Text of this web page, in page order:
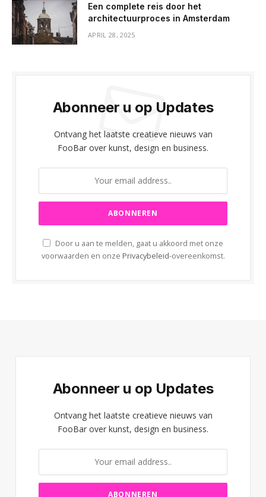
Een complete reis door het
architectuurproces in Amsterdam
APRIL 28, 2025
Abonneer u op Updates
Ontvang het laatste creatieve nieuws van
FooBar over kunst, design en business.
Door u aan te melden, gaat u akkoord met onze
voorwaarden en onze Privacybeleid-overeenkomst.
Abonneer u op Updates
Ontvang het laatste creatieve nieuws van
FooBar over kunst, design en business.